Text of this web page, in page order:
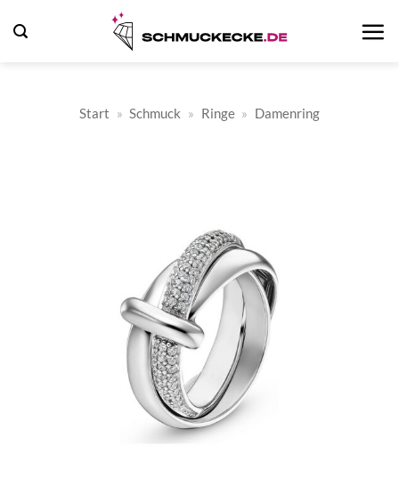
Inhalt
Start » Schmuck » Ringe » Damenring